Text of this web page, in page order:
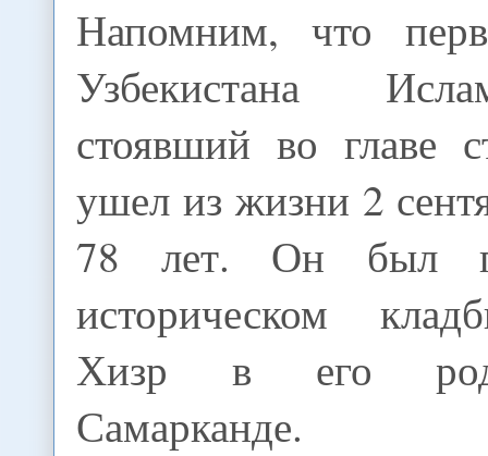
Напомним, что
Узбекистана
стоявший во главе
ушел из жизни 2
78 лет. Он был
историческом
Хизр в его
Самарканде.